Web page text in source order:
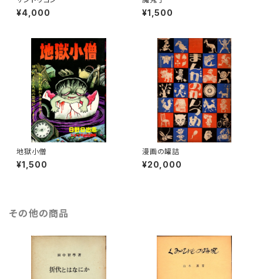
¥4,000 ¥1,500
地獄小僧
¥1,500
漫画の罐詰
¥20,000
その他の商品